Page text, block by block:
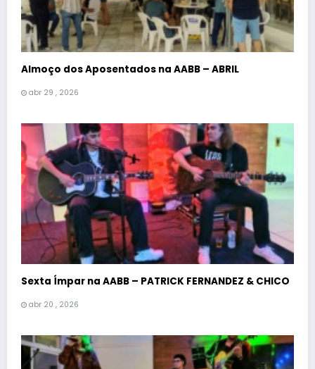
Almoço dos Aposentados na AABB – ABRIL
abr 29 , 2026
Sexta Ímpar na AABB – PATRICK FERNANDEZ & CHICO
abr 20 , 2026